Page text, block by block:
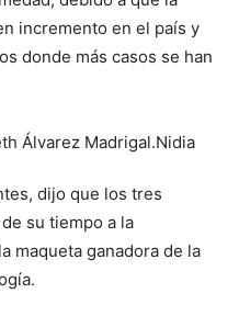
incremento en el país y
donde más casos se han
Álvarez Madrigal.Nidia
dijo que los tres
su tiempo a la
maqueta ganadora de la